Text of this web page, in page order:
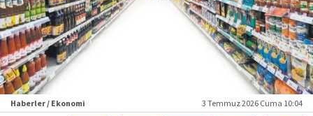
Haberler / Ekonomi 3 Temmuz 2026 Cuma 10:04